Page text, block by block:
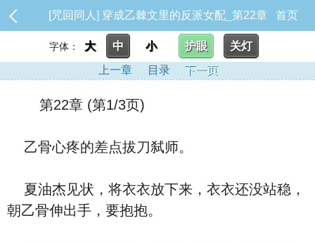
[咒回同人] 穿成乙棘文里的反派女配_第22章 首页
字体： 大 中 小 护眼
关灯
上一章
目录 下一页
第22章 (第1/3页)
乙骨心疼的差点拔刀弑师。
夏油杰见状，将衣衣放下来，衣衣还没站稳，
朝乙骨伸出手，要抱抱。